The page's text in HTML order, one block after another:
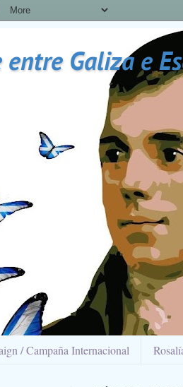
entre Galiza e
/ Campaña Internacional